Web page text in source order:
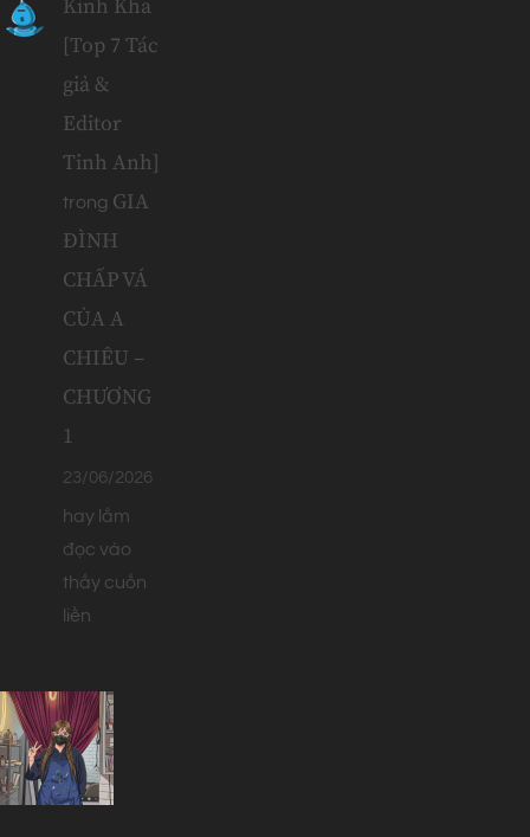
Kinh Kha
[Top 7 Tác
giả &
Editor
Tinh Anh]
trong GIA
ĐÌNH
CHẤP VÁ
CỦA A
CHIÊU –
CHƯƠNG
1
23/06/2026
hay lắm
đọc vào
thấy cuốn
liền